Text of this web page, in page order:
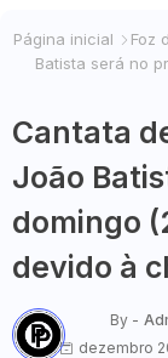
Página inicial Foz
Batista será no
Cantata
João
domingo
devido à
By -
dezembro